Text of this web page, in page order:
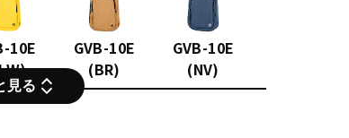
見る
10E
GVB-10E
(BR)
GVB-10E
(NV)